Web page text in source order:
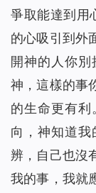
爭取能達到用
的心吸引到外
開神的人你
神，這樣的事
的生命更有利
向，神知道
辨，自己也沒
我的事，我就